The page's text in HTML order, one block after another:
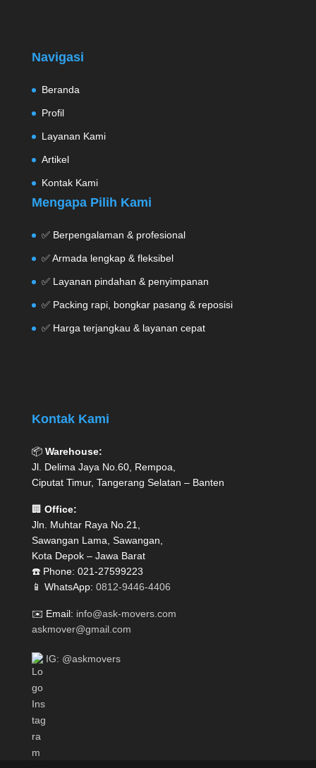
Navigasi
Beranda
Profil
Layanan Kami
Artikel
Kontak Kami
Mengapa Pilih Kami
✅ Berpengalaman & profesional
✅ Armada lengkap & fleksibel
✅ Layanan pindahan & penyimpanan
✅ Packing rapi, bongkar pasang & reposisi
✅ Harga terjangkau & layanan cepat
Kontak Kami
📦 Warehouse:
Jl. Delima Jaya No.60, Rempoa,
Ciputat Timur, Tangerang Selatan – Banten
🏢 Office:
Jln. Muhtar Raya No.21,
Sawangan Lama, Sawangan,
Kota Depok – Jawa Barat
☎️ Phone: 021-27599223
📱 WhatsApp: 0812-9446-4406
✉️ Email: info@ask-movers.com
askmover@gmail.com
IG: @askmovers